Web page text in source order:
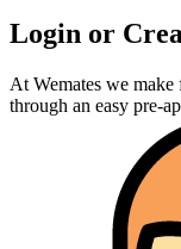
Login or
At Wemates we
through an easy pre-